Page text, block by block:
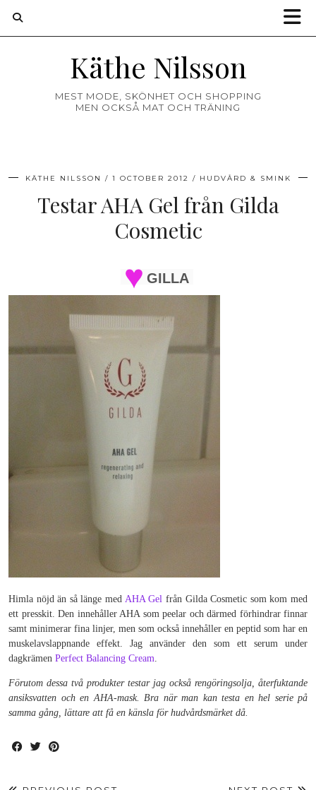
Käthe Nilsson
MEST MODE, SKÖNHET OCH SHOPPING
MEN OCKSÅ MAT OCH TRÄNING
KÄTHE NILSSON 1 OCTOBER 2012 HUDVÅRD & SMINK
Testar AHA Gel från Gilda
Cosmetic
GILLA
Himla nöjd än så länge med AHA Gel från Gilda Cosmetic som kom med
ett presskit. Den innehåller AHA som peelar och därmed förhindrar finnar
samt minimerar fina linjer, men som också innehåller en peptid som har en
muskelavslappnande effekt. Jag använder den som ett serum under
dagkrämen Perfect Balancing Cream.
Förutom dessa två produkter testar jag också rengöringsolja, återfuktande
ansiksvatten och en AHA-mask. Bra när man kan testa en hel serie på
samma gång, lättare att få en känsla för hudvårdsmärket då.